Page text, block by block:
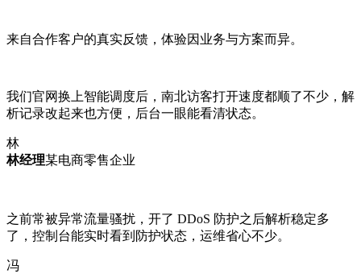
来自合作客户的真实反馈，体验因业务与方案而异。
我们官网换上智能调度后，南北访客打开速度都顺了不少，解
析记录改起来也方便，后台一眼能看清状态。
林
林经理某电商零售企业
之前常被异常流量骚扰，开了 DDoS 防护之后解析稳定多
了，控制台能实时看到防护状态，运维省心不少。
冯